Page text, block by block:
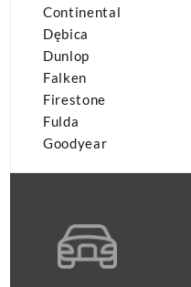
Continental
Dębica
Dunlop
Falken
Firestone
Fulda
Goodyear